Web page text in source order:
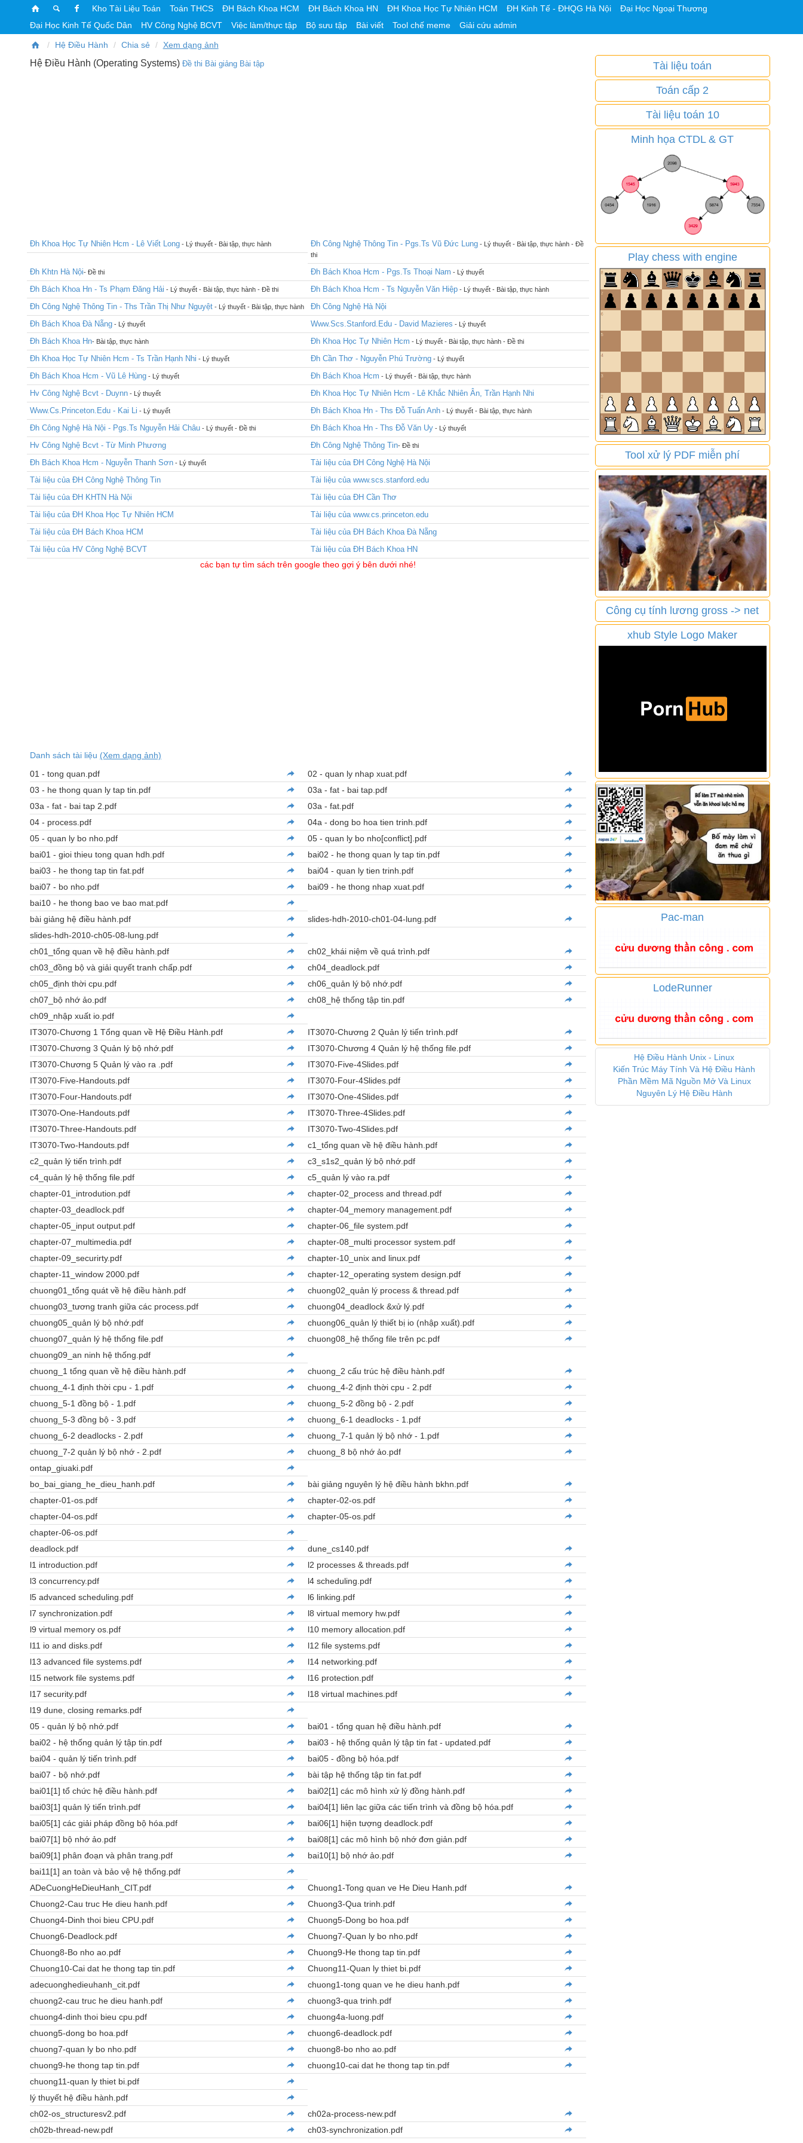
Kho Tài Liệu Toán Toán THCS ĐH Bách Khoa HCM ĐH Bách Khoa HN ĐH Khoa Học Tự Nhiên HCM ĐH Kinh Tế - ĐHQG Hà Nội
Đại Học Ngoại Thương
Đại Học Kinh Tế Quốc Dân
HV Công Nghệ BCVT Việc làm/thực tập Bộ sưu tập Bài viết Tool chế meme Giải cứu admin
Hệ Điều Hành Chia sẻ Xem dạng ảnh
Hệ Điều Hành (Operating Systems) Đề thi Bài giảng Bài tập
Đh Khoa Học Tự Nhiên Hcm - Lê Viết Long - Lý thuyết - Bài tập, thực hành Đh Công Nghệ Thông Tin - Pgs.Ts Vũ Đức Lung - Lý thuyết - Bài tập, thực hành - Đề
thi
Đh Khtn Hà Nội- Đề thi Đh Bách Khoa Hcm - Pgs.Ts Thoại Nam - Lý thuyết
Đh Bách Khoa Hn - Ts Phạm Đăng Hải - Lý thuyết - Bài tập, thực hành - Đề thi Đh Bách Khoa Hcm - Ts Nguyễn Văn Hiệp - Lý thuyết - Bài tập, thực hành
Đh Công Nghệ Thông Tin - Ths Trần Thị Như Nguyệt - Lý thuyết - Bài tập, thực hành
Đh Công Nghệ Hà Nội
Đh Bách Khoa Đà Nẵng - Lý thuyết Www.Scs.Stanford.Edu - David Mazieres - Lý thuyết
Đh Bách Khoa Hn- Bài tập, thực hành Đh Khoa Học Tự Nhiên Hcm - Lý thuyết - Bài tập, thực hành - Đề thi
Đh Khoa Học Tự Nhiên Hcm - Ts Trần Hạnh Nhi - Lý thuyết Đh Cần Thơ - Nguyễn Phú Trường - Lý thuyết
Đh Bách Khoa Hcm - Vũ Lê Hùng - Lý thuyết Đh Bách Khoa Hcm - Lý thuyết - Bài tập, thực hành
Hv Công Nghệ Bcvt - Duynn - Lý thuyết
Đh Khoa Học Tự Nhiên Hcm - Lê Khắc Nhiên Ân, Trần Hạnh Nhi
Www.Cs.Princeton.Edu - Kai Li - Lý thuyết Đh Bách Khoa Hn - Ths Đỗ Tuấn Anh - Lý thuyết - Bài tập, thực hành
Đh Công Nghệ Hà Nội - Pgs.Ts Nguyễn Hải Châu - Lý thuyết - Đề thi Đh Bách Khoa Hn - Ths Đỗ Văn Uy - Lý thuyết
Hv Công Nghệ Bcvt - Từ Minh Phương Đh Công Nghệ Thông Tin- Đề thi
Đh Bách Khoa Hcm - Nguyễn Thanh Sơn - Lý thuyết
Tài liệu của ĐH Công Nghệ Hà Nội
Tài liệu của ĐH Công Nghệ Thông Tin
Tài liệu của www.scs.stanford.edu
Tài liệu của ĐH KHTN Hà Nội
Tài liệu của ĐH Cần Thơ
Tài liệu của ĐH Khoa Học Tự Nhiên HCM
Tài liệu của www.cs.princeton.edu
Tài liệu của ĐH Bách Khoa HCM
Tài liệu của ĐH Bách Khoa Đà Nẵng
Tài liệu của HV Công Nghệ BCVT
Tài liệu của ĐH Bách Khoa HN
các bạn tự tìm sách trên google theo gợi ý bên dưới nhé!
Danh sách tài liệu (Xem dạng ảnh)
01 - tong quan.pdf
02 - quan ly nhap xuat.pdf
03 - he thong quan ly tap tin.pdf
03a - fat - bai tap.pdf
03a - fat - bai tap 2.pdf
03a - fat.pdf
04 - process.pdf
04a - dong bo hoa tien trinh.pdf
05 - quan ly bo nho.pdf
05 - quan ly bo nho[conflict].pdf
bai01 - gioi thieu tong quan hdh.pdf
bai02 - he thong quan ly tap tin.pdf
bai03 - he thong tap tin fat.pdf
bai04 - quan ly tien trinh.pdf
bai07 - bo nho.pdf
bai09 - he thong nhap xuat.pdf
bai10 - he thong bao ve bao mat.pdf
bài giảng hệ điều hành.pdf
slides-hdh-2010-ch01-04-lung.pdf
slides-hdh-2010-ch05-08-lung.pdf
ch01_tổng quan về hệ điều hành.pdf
ch02_khái niệm về quá trình.pdf
ch03_đồng bộ và giải quyết tranh chấp.pdf
ch04_deadlock.pdf
ch05_định thời cpu.pdf
ch06_quản lý bộ nhớ.pdf
ch07_bộ nhớ ảo.pdf
ch08_hệ thống tập tin.pdf
ch09_nhập xuất io.pdf
IT3070-Chương 1 Tổng quan về Hệ Điều Hành.pdf
IT3070-Chương 2 Quản lý tiến trình.pdf
IT3070-Chương 3 Quản lý bộ nhớ.pdf
IT3070-Chương 4 Quản lý hệ thống file.pdf
IT3070-Chương 5 Quản lý vào ra .pdf
IT3070-Five-4Slides.pdf
IT3070-Five-Handouts.pdf
IT3070-Four-4Slides.pdf
IT3070-Four-Handouts.pdf
IT3070-One-4Slides.pdf
IT3070-One-Handouts.pdf
IT3070-Three-4Slides.pdf
IT3070-Three-Handouts.pdf
IT3070-Two-4Slides.pdf
IT3070-Two-Handouts.pdf
c1_tổng quan về hệ điều hành.pdf
c2_quản lý tiến trình.pdf
c3_s1s2_quản lý bộ nhớ.pdf
c4_quản lý hệ thống file.pdf
c5_quản lý vào ra.pdf
chapter-01_introdution.pdf
chapter-02_process and thread.pdf
chapter-03_deadlock.pdf
chapter-04_memory management.pdf
chapter-05_input output.pdf
chapter-06_file system.pdf
chapter-07_multimedia.pdf
chapter-08_multi processor system.pdf
chapter-09_securirty.pdf
chapter-10_unix and linux.pdf
chapter-11_window 2000.pdf
chapter-12_operating system design.pdf
chuong01_tổng quát về hệ điều hành.pdf
chuong02_quản lý process & thread.pdf
chuong03_tương tranh giữa các process.pdf
chuong04_deadlock &xử lý.pdf
chuong05_quản lý bộ nhớ.pdf
chuong06_quản lý thiết bị io (nhập xuất).pdf
chuong07_quản lý hệ thống file.pdf
chuong08_hệ thống file trên pc.pdf
chuong09_an ninh hệ thống.pdf
chuong_1 tổng quan về hệ điều hành.pdf
chuong_2 cấu trúc hệ điều hành.pdf
chuong_4-1 định thời cpu - 1.pdf
chuong_4-2 định thời cpu - 2.pdf
chuong_5-1 đồng bộ - 1.pdf
chuong_5-2 đồng bộ - 2.pdf
chuong_5-3 đồng bộ - 3.pdf
chuong_6-1 deadlocks - 1.pdf
chuong_6-2 deadlocks - 2.pdf
chuong_7-1 quản lý bộ nhớ - 1.pdf
chuong_7-2 quản lý bộ nhớ - 2.pdf
chuong_8 bộ nhớ ảo.pdf
ontap_giuaki.pdf
bo_bai_giang_he_dieu_hanh.pdf
bài giảng nguyên lý hệ điều hành bkhn.pdf
chapter-01-os.pdf
chapter-02-os.pdf
chapter-04-os.pdf
chapter-05-os.pdf
chapter-06-os.pdf
deadlock.pdf
dune_cs140.pdf
l1 introduction.pdf
l2 processes & threads.pdf
l3 concurrency.pdf
l4 scheduling.pdf
l5 advanced scheduling.pdf
l6 linking.pdf
l7 synchronization.pdf
l8 virtual memory hw.pdf
l9 virtual memory os.pdf
l10 memory allocation.pdf
l11 io and disks.pdf
l12 file systems.pdf
l13 advanced file systems.pdf
l14 networking.pdf
l15 network file systems.pdf
l16 protection.pdf
l17 security.pdf
l18 virtual machines.pdf
l19 dune, closing remarks.pdf
05 - quản lý bộ nhớ.pdf
bai01 - tổng quan hệ điều hành.pdf
bai02 - hệ thống quản lý tập tin.pdf
bai03 - hệ thống quản lý tập tin fat - updated.pdf
bai04 - quản lý tiến trình.pdf
bai05 - đồng bộ hóa.pdf
bai07 - bộ nhớ.pdf
bài tập hệ thống tập tin fat.pdf
bai01[1] tổ chức hệ điều hành.pdf
bai02[1] các mô hình xử lý đồng hành.pdf
bai03[1] quản lý tiến trình.pdf
bai04[1] liên lạc giữa các tiến trình và đồng bộ hóa.pdf
bai05[1] các giải pháp đồng bộ hóa.pdf
bai06[1] hiện tượng deadlock.pdf
bai07[1] bộ nhớ ảo.pdf
bai08[1] các mô hình bộ nhớ đơn giản.pdf
bai09[1] phân đoạn và phân trang.pdf
bai10[1] bộ nhớ ảo.pdf
bai11[1] an toàn và bảo vệ hệ thống.pdf
ADeCuongHeDieuHanh_CIT.pdf
Chuong1-Tong quan ve He Dieu Hanh.pdf
Chuong2-Cau truc He dieu hanh.pdf
Chuong3-Qua trinh.pdf
Chuong4-Dinh thoi bieu CPU.pdf
Chuong5-Dong bo hoa.pdf
Chuong6-Deadlock.pdf
Chuong7-Quan ly bo nho.pdf
Chuong8-Bo nho ao.pdf
Chuong9-He thong tap tin.pdf
Chuong10-Cai dat he thong tap tin.pdf
Chuong11-Quan ly thiet bi.pdf
adecuonghedieuhanh_cit.pdf
chuong1-tong quan ve he dieu hanh.pdf
chuong2-cau truc he dieu hanh.pdf
chuong3-qua trinh.pdf
chuong4-dinh thoi bieu cpu.pdf
chuong4a-luong.pdf
chuong5-dong bo hoa.pdf
chuong6-deadlock.pdf
chuong7-quan ly bo nho.pdf
chuong8-bo nho ao.pdf
chuong9-he thong tap tin.pdf
chuong10-cai dat he thong tap tin.pdf
chuong11-quan ly thiet bi.pdf
lý thuyết hệ điều hành.pdf
ch02-os_structuresv2.pdf
ch02a-process-new.pdf
ch02b-thread-new.pdf
ch03-synchronization.pdf
Tài liệu toán
Toán cấp 2
Tài liệu toán 10
Minh họa CTDL & GT
Play chess with engine
Tool xử lý PDF miễn phí
Công cụ tính lương gross -> net
xhub Style Logo Maker
Pac-man
LodeRunner
Hệ Điều Hành Unix - Linux
Kiến Trúc Máy Tính Và Hệ Điều Hành
Phần Mềm Mã Nguồn Mở Và Linux
Nguyên Lý Hệ Điều Hành